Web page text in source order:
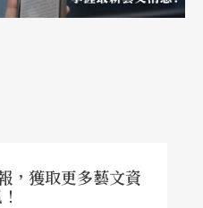
，獲取更多藝文資